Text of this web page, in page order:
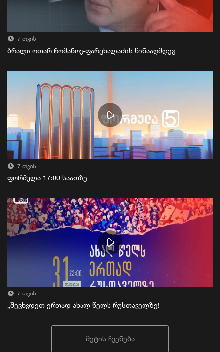
7 თვის
ბრალი ოთარ რომანოვ-ფარცხალაძის წინააღმდეგ
7 თვის
ფორმულა 17:00 საათზე
7 თვის
„შევხვდეთ ერთად ახალ წელს რუსთაველზე!
მეტის ჩვენება